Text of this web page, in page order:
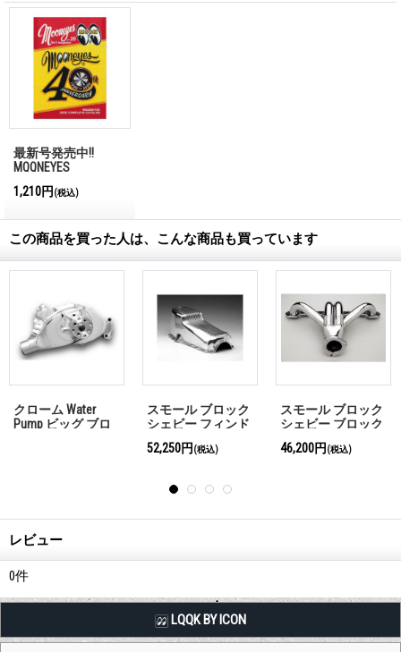
最新号発売中!!
MQQNEYES
Magazine No.28 2026
1,210円 (税込)
この商品を買った人は、こんな商品も買っています
モール ブロック
ェビー ブロック
HOLOGRAPHIX デカ
ール シェビー ボウ
1,100円(税込)
クローム Water
Pump ビッグ ブロ
い合わせくださ
レビュー
0件
LQQK BY ICON